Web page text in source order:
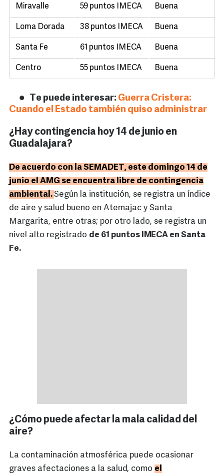
Miravalle 59 puntos IMECA Buena
Loma Dorada 38 puntos IMECA Buena
Santa Fe 61 puntos IMECA Buena
Centro 55 puntos IMECA Buena
Te puede interesar: Guerra Cristera:
Cuando el Estado también quiso administrar
¿Hay contingencia hoy 14 de junio en
Guadalajara?
De acuerdo con la SEMADET, este domingo 14 de
junio el AMG se encuentra libre de contingencia
ambiental.Según la institución, se registra un índice
de aire y salud bueno en Atemajac y Santa
Margarita, entre otras; por otro lado, se registra un
nivel alto registrado de 61 puntos IMECA en Santa
Fe.
¿Cómo puede afectar la mala calidad del
aire?
La contaminación atmosférica puede ocasionar
graves afectaciones a la salud, como el